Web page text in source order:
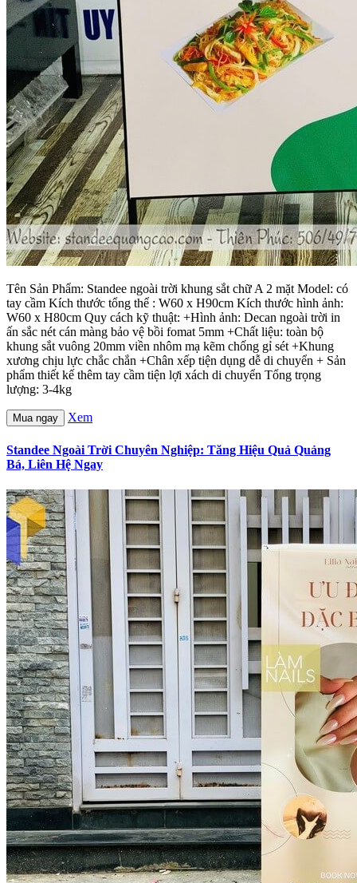
Tên Sản Phẩm: Standee ngoài trời khung sắt chữ A 2 mặt Model: có
tay cầm Kích thước tổng thể : W60 x H90cm Kích thước hình ảnh:
W60 x H80cm Quy cách kỹ thuật: +Hình ảnh: Decan ngoài trời in
ấn sắc nét cán màng bảo vệ bồi fomat 5mm +Chất liệu: toàn bộ
khung sắt vuông 20mm viền nhôm mạ kẽm chống gỉ sét +Khung
xương chịu lực chắc chắn +Chân xếp tiện dụng dễ di chuyển + Sản
phẩm thiết kế thêm tay cầm tiện lợi xách di chuyển Tổng trọng
lượng: 3-4kg
Mua ngay Xem
Standee Ngoài Trời Chuyên Nghiệp: Tăng Hiệu Quả Quảng
Bá, Liên Hệ Ngay